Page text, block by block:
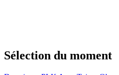
Sélection du moment